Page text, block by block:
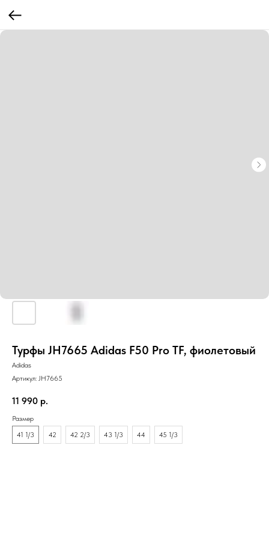
Турфы JH7665 Adidas F50 Pro TF, фиолетовый
Adidas
Артикул: JH7665
11 990 р.
Размер
41 1/3
42 42 2/3 43 1/3 44 45 1/3